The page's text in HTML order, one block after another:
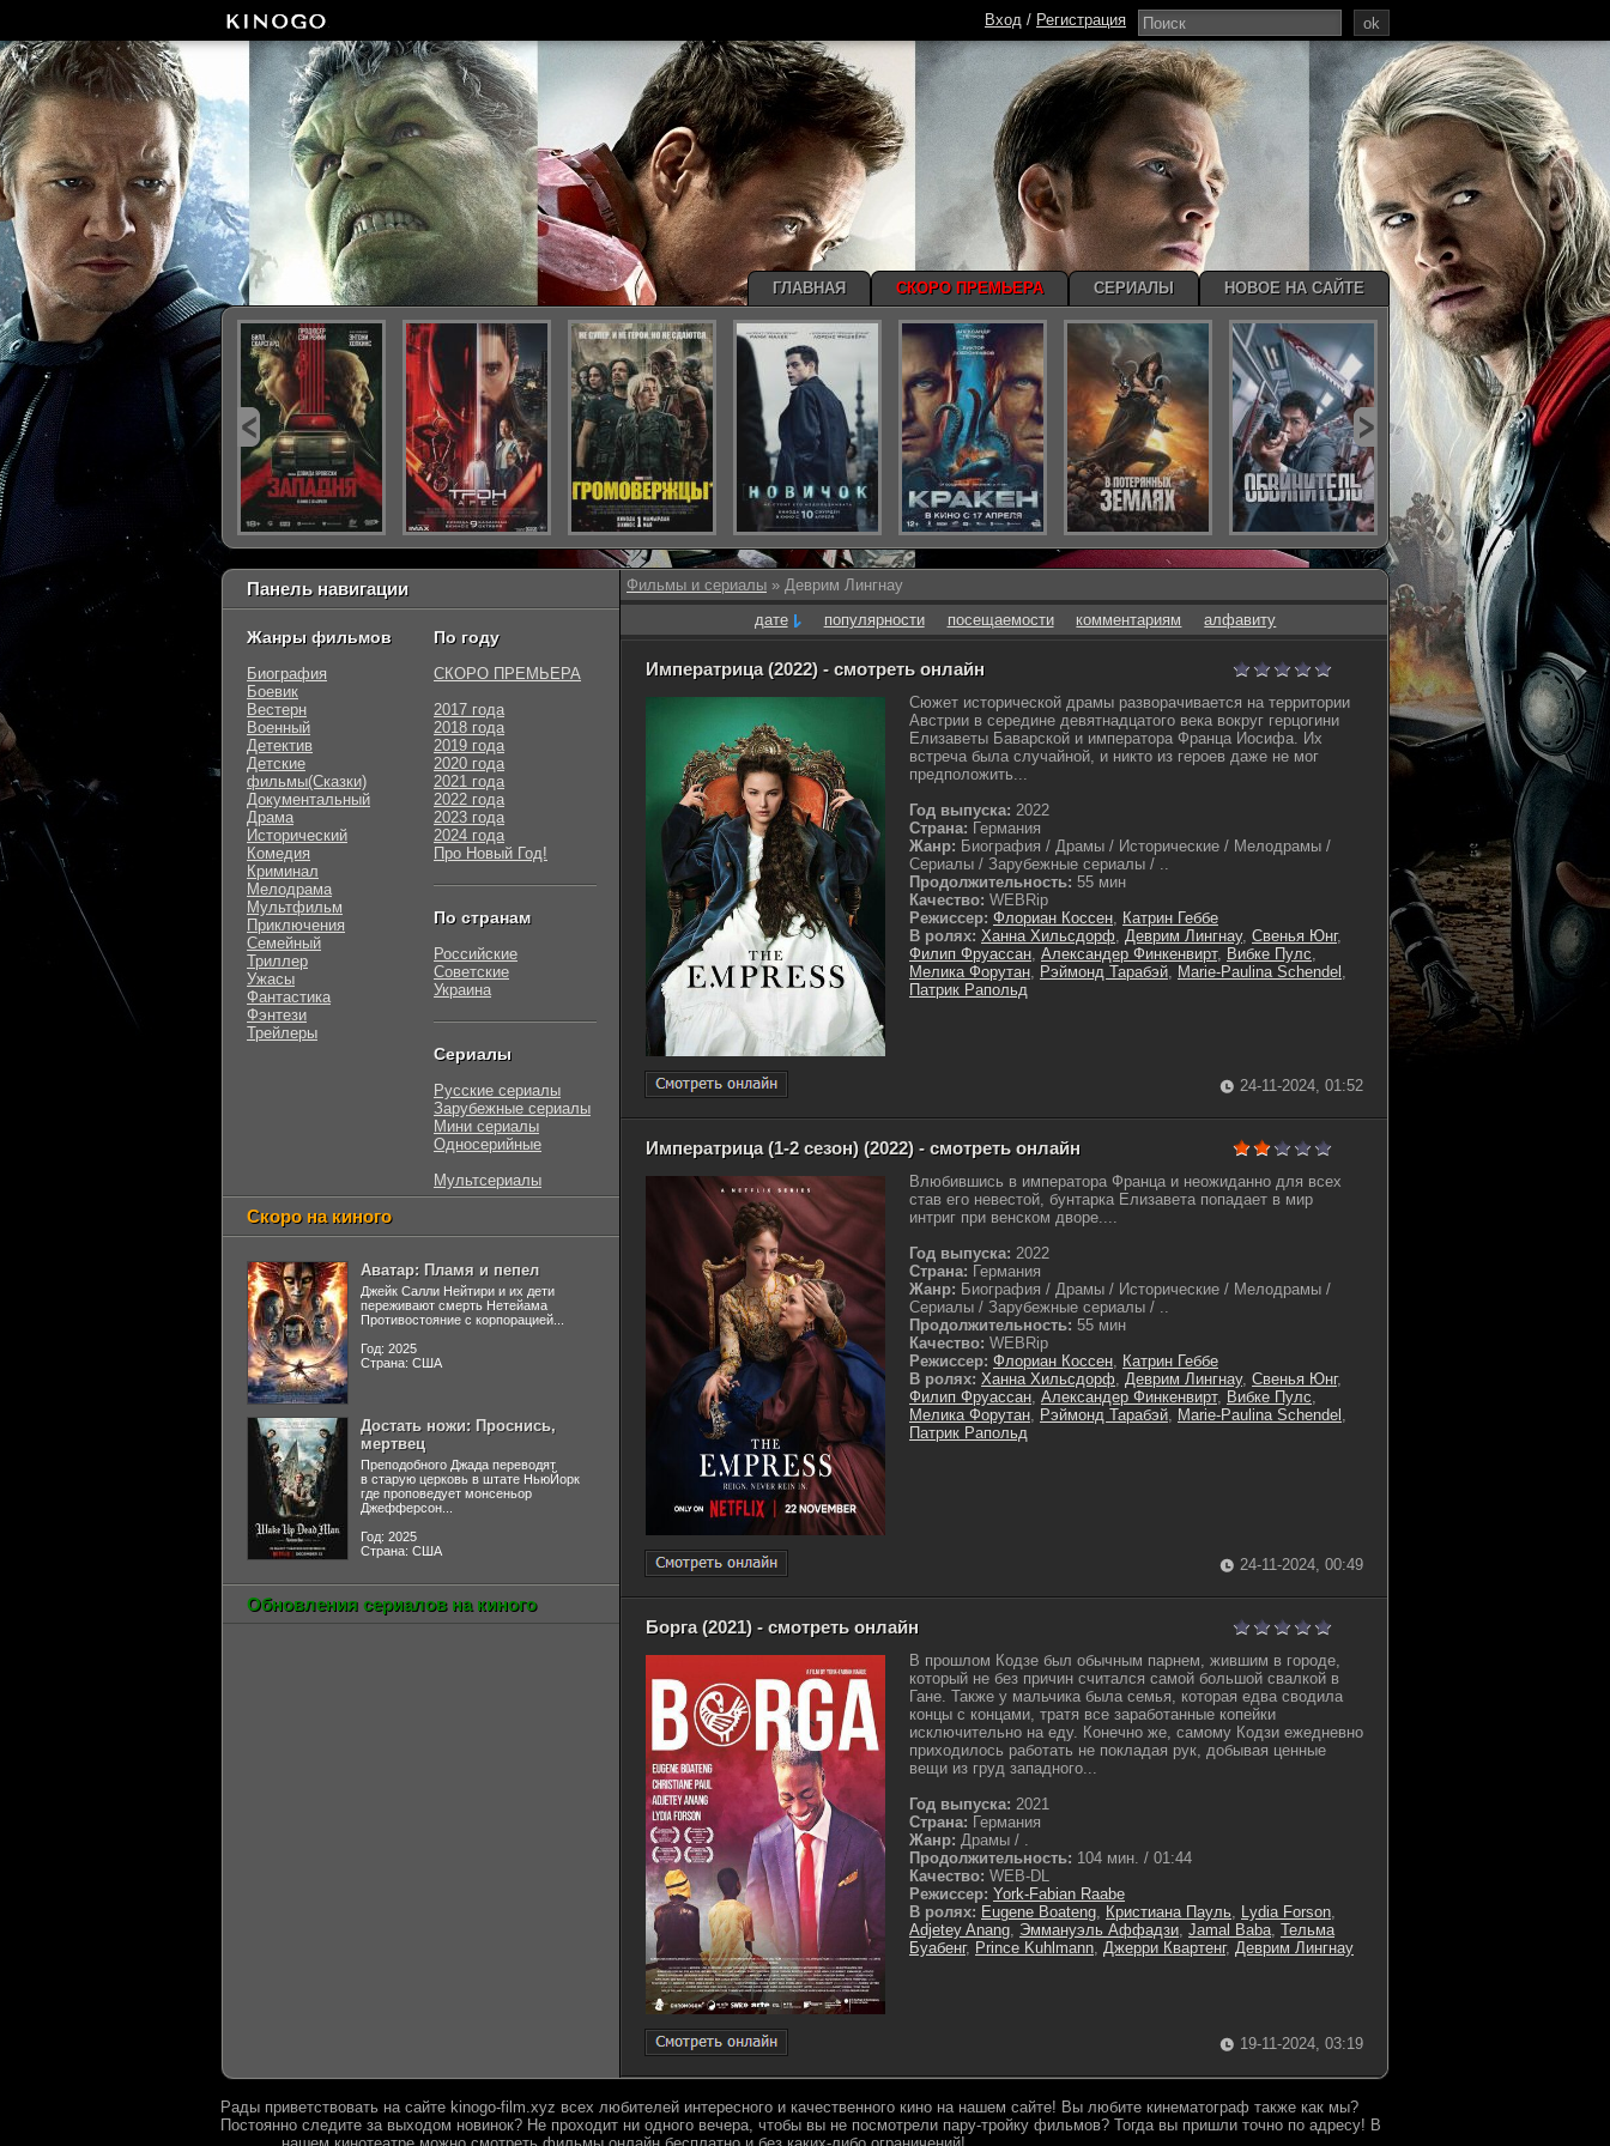
Фильмы и сериалы » Деврим Лингнау
дате
популярности посещаемости комментариям алфавиту
Императрица (2022) - смотреть онлайн
Сюжет исторической драмы разворачивается на территории
Австрии в середине девятнадцатого века вокруг герцогини
Елизаветы Баварской и императора Франца Иосифа. Их
встреча была случайной, и никто из героев даже не мог
предположить...
Год выпуска: 2022
Страна: Германия
Жанр: Биография / Драмы / Исторические / Мелодрамы /
Сериалы / Зарубежные сериалы / ..
Продолжительность: 55 мин
Качество: WEBRip
Режиссер: Флориан Коссен, Катрин Геббе
В ролях: Ханна Хильсдорф, Деврим Лингнау, Свенья Юнг,
Филип Фруассан, Александер Финкенвирт, Вибке Пулс,
Мелика Форутан, Рэймонд Тарабэй, Marie-Paulina Schendel ,
Патрик Рапольд
24-11-2024, 01:52
Императрица (1-2 сезон) (2022) - смотреть онлайн
Влюбившись в императора Франца и неожиданно для всех
став его невестой, бунтарка Елизавета попадает в мир
интриг при венском дворе....
Год выпуска: 2022
Страна: Германия
Жанр: Биография / Драмы / Исторические / Мелодрамы /
Сериалы / Зарубежные сериалы / ..
Продолжительность: 55 мин
Качество: WEBRip
Режиссер: Флориан Коссен, Катрин Геббе
В ролях: Ханна Хильсдорф, Деврим Лингнау, Свенья Юнг,
Филип Фруассан, Александер Финкенвирт, Вибке Пулс,
Мелика Форутан, Рэймонд Тарабэй, Marie-Paulina Schendel ,
Патрик Рапольд
24-11-2024, 00:49
Борга (2021) - смотреть онлайн
В прошлом Кодзе был обычным парнем, жившим в городе,
который не без причин считался самой большой свалкой в
Гане. Также у мальчика была семья, которая едва сводила
концы с концами, тратя все заработанные копейки
исключительно на еду. Конечно же, самому Кодзи ежедневно
приходилось работать не покладая рук, добывая ценные
вещи из груд западного...
Год выпуска: 2021
Страна: Германия
Жанр: Драмы / .
Продолжительность: 104 мин. / 01:44
Качество: WEB-DL
Режиссер: York-Fabian Raabe
В ролях: Eugene Boateng, Кристиана Пауль, Lydia Forson,
Adjetey Anang, Эммануэль Аффадзи, Jamal Baba, Тельма
Буабенг, Prince Kuhlmann, Джерри Квартенг, Деврим Лингнау
19-11-2024, 03:19
Панель навигации
Жанры фильмов
Биография
Боевик
Вестерн
Военный
Детектив
Детские
фильмы(Сказки)
Документальный
Драма
Исторический
Комедия
Криминал
Мелодрама
Мультфильм
Приключения
Семейный
Триллер
Ужасы
Фантастика
Фэнтези
Трейлеры
По году
СКОРО ПРЕМЬЕРА
2017 года
2018 года
2019 года
2020 года
2021 года
2022 года
2023 года
2024 года
Про Новый Год!
По странам
Российские
Советские
Украина
Сериалы
Русские сериалы
Зарубежные сериалы
Мини сериалы
Односерийные
Мультсериалы
Скоро на киного
Аватар: Пламя и пепел
Джейк Салли Нейтири и их дети
переживают смерть Нетейама
Противостояние с корпорацией...
Год: 2025
Страна: США
Достать ножи: Проснись,
мертвец
Преподобного Джада переводят
в старую церковь в штате НьюЙорк
где проповедует монсеньор
Джефферсон...
Год: 2025
Страна: США
Обновления сериалов на киного
ok
Вход / Регистрация
ГЛАВНАЯ СКОРО ПРЕМЬЕРА СЕРИАЛЫ НОВОЕ НА САЙТЕ
Рады приветствовать на сайте kinogo-film.xyz всех любителей интересного и качественного кино на нашем сайте! Вы любите кинематограф также как мы?
Постоянно следите за выходом новинок? Не проходит ни одного вечера, чтобы вы не посмотрели пару-тройку фильмов? Тогда вы пришли точно по адресу! В